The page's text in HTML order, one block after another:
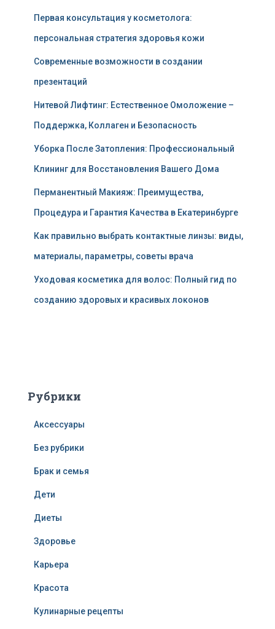
Первая консультация у косметолога:
персональная стратегия здоровья кожи
Современные возможности в создании
презентаций
Нитевой Лифтинг: Естественное Омоложение –
Поддержка, Коллаген и Безопасность
Уборка После Затопления: Профессиональный
Клининг для Восстановления Вашего Дома
Перманентный Макияж: Преимущества,
Процедура и Гарантия Качества в Екатеринбурге
Как правильно выбрать контактные линзы: виды,
материалы, параметры, советы врача
Уходовая косметика для волос: Полный гид по
созданию здоровых и красивых локонов
Рубрики
Аксессуары
Без рубрики
Брак и семья
Дети
Диеты
Здоровье
Карьера
Красота
Кулинарные рецепты